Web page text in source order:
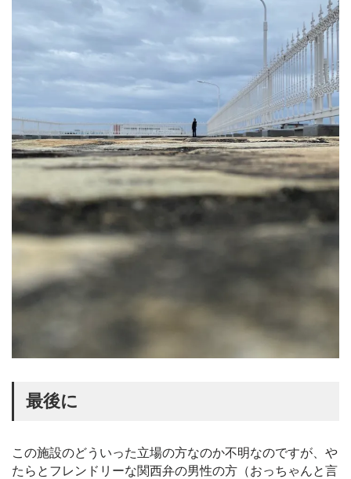
最後に
この施設のどういった立場の方なのか不明なのですが、や
たらとフレンドリーな関西弁の男性の方（おっちゃんと言